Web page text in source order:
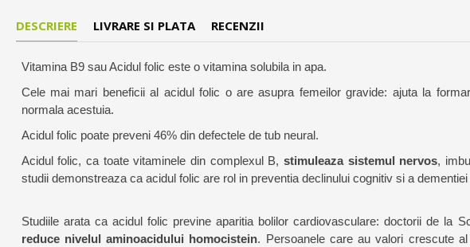
DESCRIERE LIVRARE SI PLATA RECENZII
Vitamina B9 sau Acidul folic este o vitamina solubila in apa.
Cele mai mari beneficii al acidul folic o are asupra femeilor gravide: ajuta la
normala acestuia.
Acidul folic poate preveni 46% din defectele de tub neural.
Acidul folic, ca toate vitaminele din complexul B, stimuleaza sistemul nervos,
studii demonstreaza ca acidul folic are rol in preventia declinului cognitiv si a
Studiile arata ca acidul folic previne aparitia bolilor cardiovasculare: doctorii de la
reduce nivelul aminoacidului homocistein. Persoanele care au valori crescute